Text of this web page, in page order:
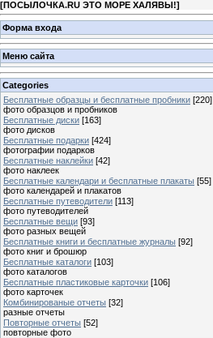
[ПОСЫЛОЧКА.RU ЭТО МОРЕ ХАЛЯВЫ!]
Форма входа
Меню сайта
Categories
Бесплатные образцы и бесплатные пробники [220]
фото образцов и пробников
Бесплатные диски [163]
фото дисков
Бесплатные подарки [424]
фотографии подарков
Бесплатные наклейки [42]
фото наклеек
Бесплатные календари и бесплатные плакаты [55]
фото календарей и плакатов
Бесплатные путеводители [113]
фото путеводителей
Бесплатные вещи [93]
фото разных вещей
Бесплатные книги и бесплатные журналы [92]
фото книг и брошюр
Бесплатные каталоги [103]
фото каталогов
Бесплатные пластиковые карточки [106]
фото карточек
Комбинированые отчеты [32]
разные отчеты
Повторные отчеты [52]
повторные фото